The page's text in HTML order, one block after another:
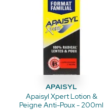
APAISYL
Apaisyl Xpert Lotion &
Peigne Anti-Poux - 200ml